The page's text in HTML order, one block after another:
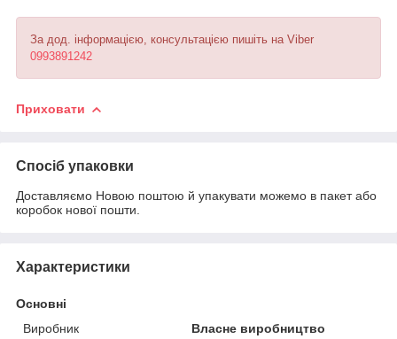
За дод. інформацією, консультацією пишіть на Viber
0993891242
Приховати
Спосіб упаковки
Доставляємо Новою поштою й упакувати можемо в пакет або
коробок нової пошти.
Характеристики
Основні
Виробник
Власне виробництво